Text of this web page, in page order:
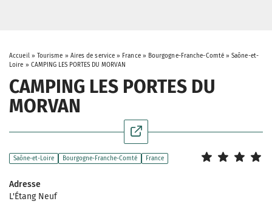
Accueil» Tourisme » Aires de service » France» Bourgogne-Franche-Comté »Saône-et-
Loire » CAMPING LES PORTES DU MORVAN
CAMPING LES PORTES DU
MORVAN
Saône-et-Loire Bourgogne-Franche-Comté France
Adresse
L'Étang Neuf